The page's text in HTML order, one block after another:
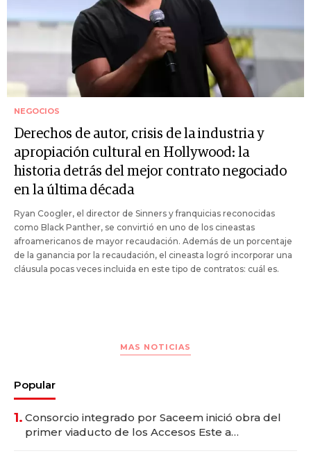
NEGOCIOS
Derechos de autor, crisis de la industria y
apropiación cultural en Hollywood: la
historia detrás del mejor contrato negociado
en la última década
Ryan Coogler, el director de Sinners y franquicias reconocidas
como Black Panther, se convirtió en uno de los cineastas
afroamericanos de mayor recaudación. Además de un porcentaje
de la ganancia por la recaudación, el cineasta logró incorporar una
cláusula pocas veces incluida en este tipo de contratos: cuál es.
MAS NOTICIAS
Popular
1. Consorcio integrado por Saceem inició obra del
primer viaducto de los Accesos Este a